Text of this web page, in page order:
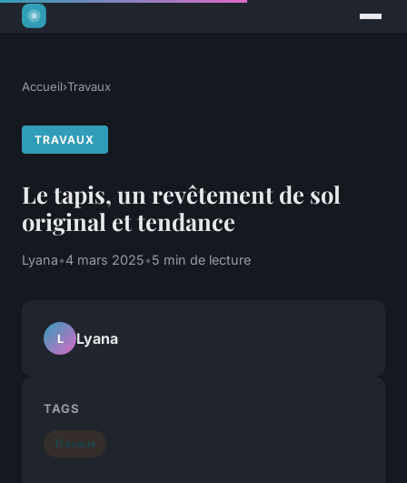
Accueil›Travaux
TRAVAUX
Le tapis, un revêtement de sol
original et tendance
Lyana•4 mars 2025•5 min de lecture
L Lyana
TAGS
Travaux